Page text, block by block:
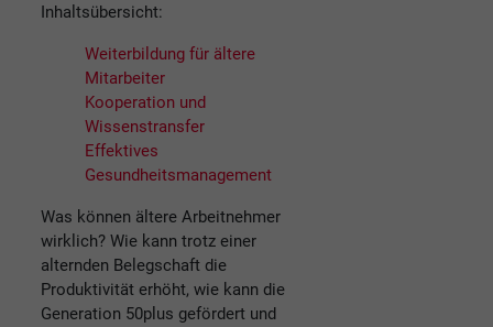
Inhaltsübersicht:
Weiterbildung für ältere
Mitarbeiter
Kooperation und
Wissenstransfer
Effektives
Gesundheitsmanagement
Was können ältere Arbeitnehmer
wirklich? Wie kann trotz einer
alternden Belegschaft die
Produktivität erhöht, wie kann die
Generation 50plus gefördert und